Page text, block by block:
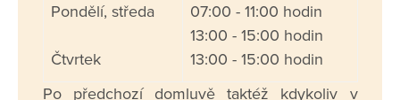
Pondělí, středa
Čtvrtek
07:00 - 11:00 hodin
13:00 - 15:00 hodin
13:00 - 15:00 hodin
Po předchozí domluvě taktéž kdykoliv v